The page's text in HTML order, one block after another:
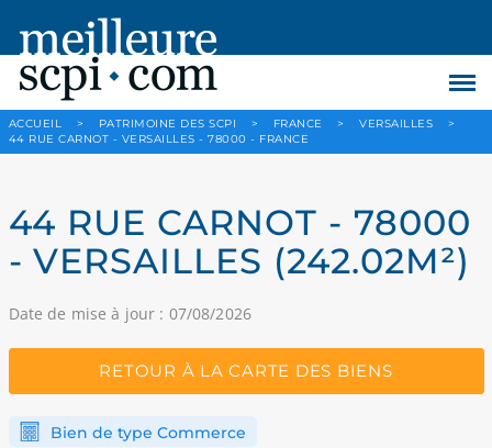
ACCUEIL > PATRIMOINE DES SCPI > FRANCE > VERSAILLES
>
44 RUE CARNOT - VERSAILLES - 78000 - FRANCE
44 RUE CARNOT - 78000
- VERSAILLES (242.02M²)
Date de mise à jour : 07/08/2026
RETOUR À LA CARTE DES BIENS
Bien de type Commerce